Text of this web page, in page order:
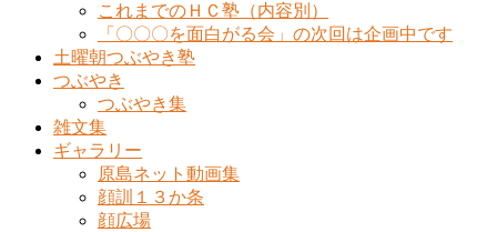
これまでのＨＣ塾（内容別）
「〇〇〇を面白がる会」の次回は企画中です
土曜朝つぶやき塾
つぶやき
つぶやき集
雑文集
ギャラリー
原島ネット動画集
顔訓１３か条
顔広場